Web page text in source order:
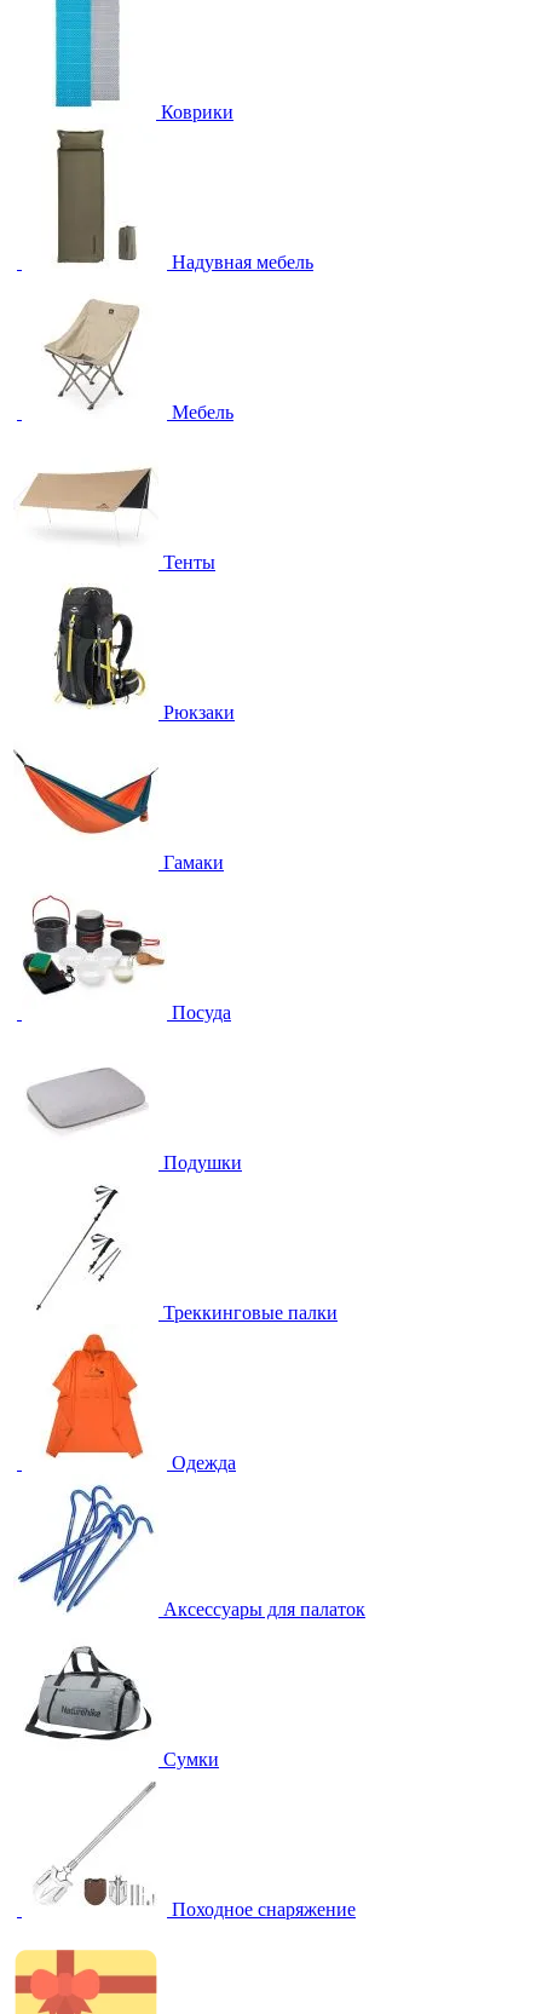
Коврики
Надувная мебель
Мебель
Тенты
Рюкзаки
Гамаки
Посуда
Подушки
Треккинговые палки
Одежда
Аксессуары для палаток
Сумки
Походное снаряжение